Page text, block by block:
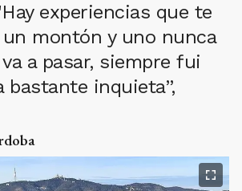
experiencias que te
montón y uno nunca
a pasar, siempre fui
bastante inquieta”,